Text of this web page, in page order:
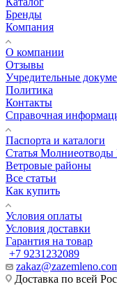
Бренды
Компания
О компании
Отзывы
Учредительные
Политика
Контакты
Справочная
Паспорта и каталоги
Статья
Ветровые районы
Все статьи
Как купить
Условия оплаты
Условия доставки
Гарантия на товар
+7 9231232089
Доставка по всей